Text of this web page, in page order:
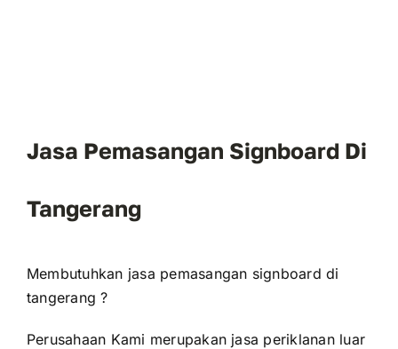
Jasa Pemasangan Signboard Di
Tangerang
Membutuhkan jasa pemasangan signboard di
tangerang ?
Perusahaan Kami merupakan jasa periklanan luar